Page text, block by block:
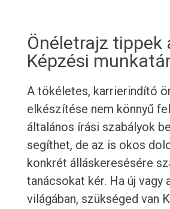
Önéletrajz tippek
Képzési
A tökéletes, karrierindító
elkészítése nem könnyű
általános írási szabályok
segíthet, de az is okos
konkrét álláskeresésére
tanácsokat kér. Ha új vagy
világában, szükséged van